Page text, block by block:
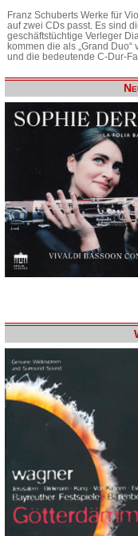
Franz Schuberts Werke für
auf zwei CDs passt. Es sind
geschäftstüchtige Verleger
kommen die als „Grand
und die bedeutende C-Dur-